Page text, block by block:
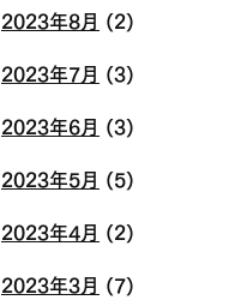
2023年8月 (2)
2023年7月 (3)
2023年6月 (3)
2023年5月 (5)
2023年4月 (2)
2023年3月 (7)